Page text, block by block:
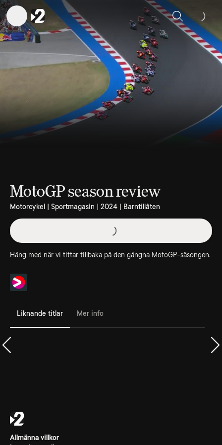
Sök
MotoGP season review
Motorcykel | Sportmagasin | 2024 | Barntillåten
Häng med när vi tittar tillbaka på den gångna MotoGP-säsongen.
Liknande titlar Mer info
Allmänna villkor